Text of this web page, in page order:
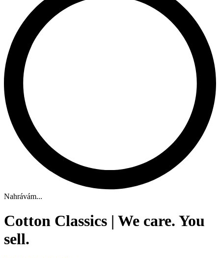
Nahrávám...
Cotton Classics | We care. You
sell.